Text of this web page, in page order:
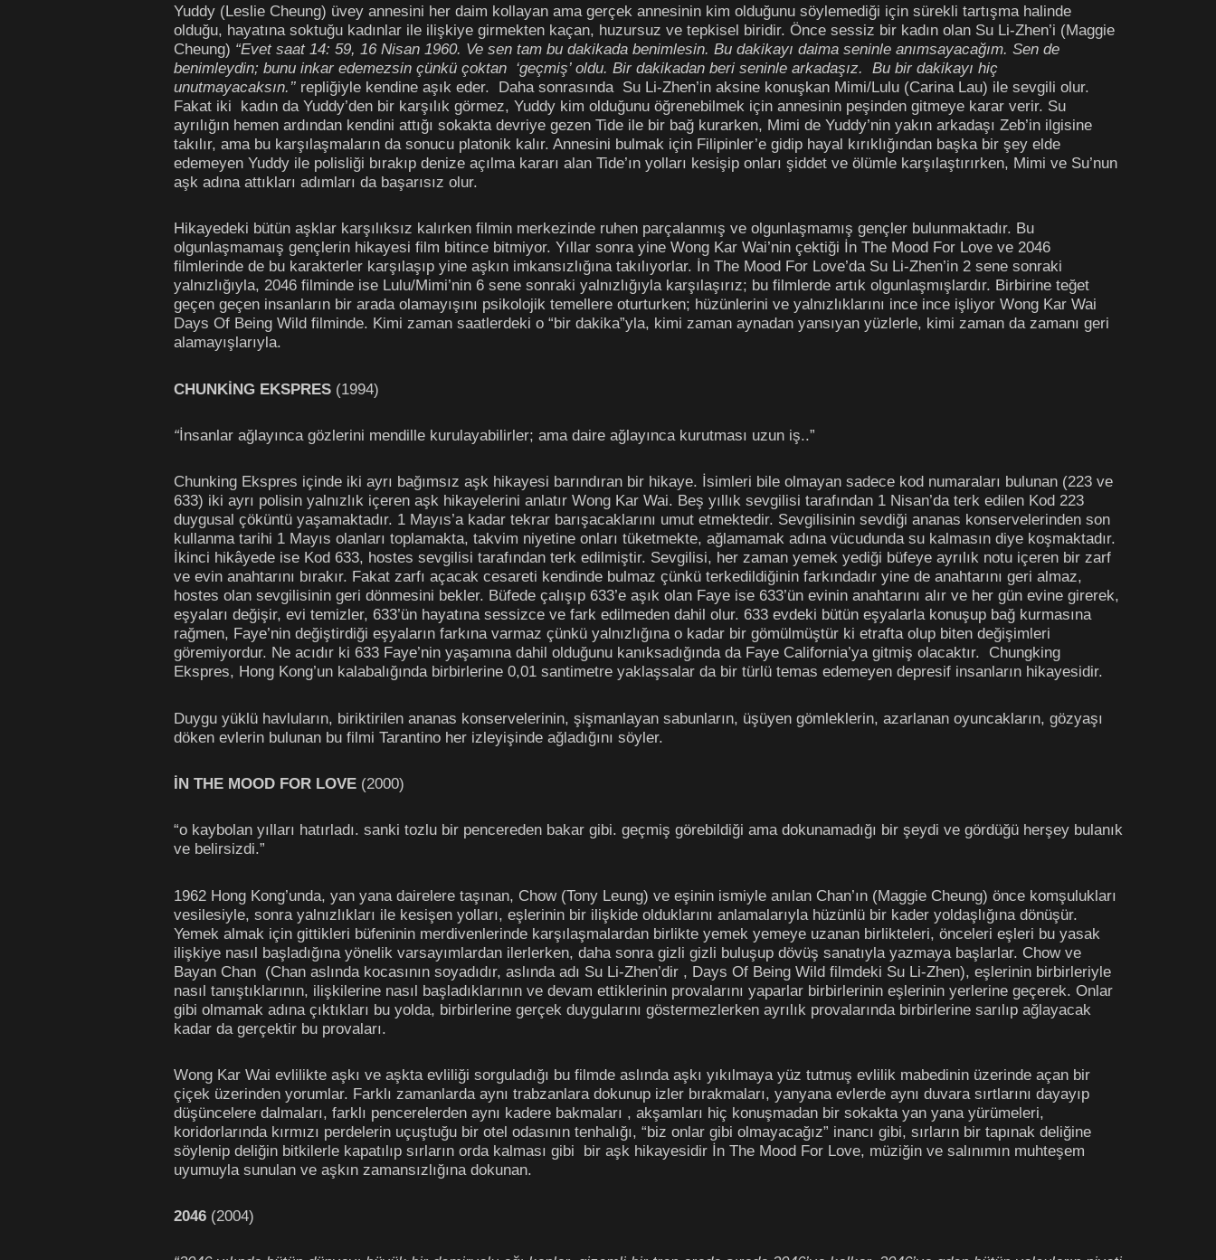
Yuddy (Leslie Cheung) üvey annesini her daim kollayan ama gerçek annesinin kim olduğunu söylemediği için sürekli tartışma halinde
olduğu, hayatına soktuğu kadınlar ile ilişkiye girmekten kaçan, huzursuz ve tepkisel biridir. Önce sessiz bir kadın olan Su Li-Zhen’i (Maggie
Cheung) “Evet saat 14: 59, 16 Nisan 1960. Ve sen tam bu dakikada benimlesin. Bu dakikayı daima seninle anımsayacağım. Sen de
benimleydin; bunu inkar edemezsin çünkü çoktan ‘geçmiş’ oldu. Bir dakikadan beri seninle arkadaşız. Bu bir dakikayı hiç
unutmayacaksın.’’ repliğiyle kendine aşık eder. Daha sonrasında Su Li-Zhen’in aksine konuşkan Mimi/Lulu (Carina Lau) ile sevgili olur.
Fakat iki kadın da Yuddy’den bir karşılık görmez, Yuddy kim olduğunu öğrenebilmek için annesinin peşinden gitmeye karar verir. Su
ayrılığın hemen ardından kendini attığı sokakta devriye gezen Tide ile bir bağ kurarken, Mimi de Yuddy’nin yakın arkadaşı Zeb’in ilgisine
takılır, ama bu karşılaşmaların da sonucu platonik kalır. Annesini bulmak için Filipinler’e gidip hayal kırıklığından başka bir şey elde
edemeyen Yuddy ile polisliği bırakıp denize açılma kararı alan Tide’ın yolları kesişip onları şiddet ve ölümle karşılaştırırken, Mimi ve Su’nun
aşk adına attıkları adımları da başarısız olur.
Hikayedeki bütün aşklar karşılıksız kalırken filmin merkezinde ruhen parçalanmış ve olgunlaşmamış gençler bulunmaktadır. Bu
olgunlaşmamaış gençlerin hikayesi film bitince bitmiyor. Yıllar sonra yine Wong Kar Wai’nin çektiği İn The Mood For Love ve 2046
filmlerinde de bu karakterler karşılaşıp yine aşkın imkansızlığına takılıyorlar. İn The Mood For Love’da Su Li-Zhen’in 2 sene sonraki
yalnızlığıyla, 2046 filminde ise Lulu/Mimi’nin 6 sene sonraki yalnızlığıyla karşılaşırız; bu filmlerde artık olgunlaşmışlardır. Birbirine teğet
geçen geçen insanların bir arada olamayışını psikolojik temellere oturturken; hüzünlerini ve yalnızlıklarını ince ince işliyor Wong Kar Wai
Days Of Being Wild filminde. Kimi zaman saatlerdeki o “bir dakika”yla, kimi zaman aynadan yansıyan yüzlerle, kimi zaman da zamanı geri
alamayışlarıyla.
CHUNKİNG EKSPRES (1994)
“İnsanlar ağlayınca gözlerini mendille kurulayabilirler; ama daire ağlayınca kurutması uzun iş..”
Chunking Ekspres içinde iki ayrı bağımsız aşk hikayesi barındıran bir hikaye. İsimleri bile olmayan sadece kod numaraları bulunan (223 ve
633) iki ayrı polisin yalnızlık içeren aşk hikayelerini anlatır Wong Kar Wai. Beş yıllık sevgilisi tarafından 1 Nisan’da terk edilen Kod 223
duygusal çöküntü yaşamaktadır. 1 Mayıs’a kadar tekrar barışacaklarını umut etmektedir. Sevgilisinin sevdiği ananas konservelerinden son
kullanma tarihi 1 Mayıs olanları toplamakta, takvim niyetine onları tüketmekte, ağlamamak adına vücudunda su kalmasın diye koşmaktadır.
İkinci hikâyede ise Kod 633, hostes sevgilisi tarafından terk edilmiştir. Sevgilisi, her zaman yemek yediği büfeye ayrılık notu içeren bir zarf
ve evin anahtarını bırakır. Fakat zarfı açacak cesareti kendinde bulmaz çünkü terkedildiğinin farkındadır yine de anahtarını geri almaz,
hostes olan sevgilisinin geri dönmesini bekler. Büfede çalışıp 633’e aşık olan Faye ise 633’ün evinin anahtarını alır ve her gün evine girerek,
eşyaları değişir, evi temizler, 633’ün hayatına sessizce ve fark edilmeden dahil olur. 633 evdeki bütün eşyalarla konuşup bağ kurmasına
rağmen, Faye’nin değiştirdiği eşyaların farkına varmaz çünkü yalnızlığına o kadar bir gömülmüştür ki etrafta olup biten değişimleri
göremiyordur. Ne acıdır ki 633 Faye’nin yaşamına dahil olduğunu kanıksadığında da Faye California’ya gitmiş olacaktır. Chungking
Ekspres, Hong Kong’un kalabalığında birbirlerine 0,01 santimetre yaklaşsalar da bir türlü temas edemeyen depresif insanların hikayesidir.
Duygu yüklü havluların, biriktirilen ananas konservelerinin, şişmanlayan sabunların, üşüyen gömleklerin, azarlanan oyuncakların, gözyaşı
döken evlerin bulunan bu filmi Tarantino her izleyişinde ağladığını söyler.
İN THE MOOD FOR LOVE (2000)
“o kaybolan yılları hatırladı. sanki tozlu bir pencereden bakar gibi. geçmiş görebildiği ama dokunamadığı bir şeydi ve gördüğü herşey bulanık
ve belirsizdi.”
1962 Hong Kong’unda, yan yana dairelere taşınan, Chow (Tony Leung) ve eşinin ismiyle anılan Chan’ın (Maggie Cheung) önce komşulukları
vesilesiyle, sonra yalnızlıkları ile kesişen yolları, eşlerinin bir ilişkide olduklarını anlamalarıyla hüzünlü bir kader yoldaşlığına dönüşür.
Yemek almak için gittikleri büfeninin merdivenlerinde karşılaşmalardan birlikte yemek yemeye uzanan birlikteleri, önceleri eşleri bu yasak
ilişkiye nasıl başladığına yönelik varsayımlardan ilerlerken, daha sonra gizli gizli buluşup dövüş sanatıyla yazmaya başlarlar. Chow ve
Bayan Chan (Chan aslında kocasının soyadıdır, aslında adı Su Li-Zhen’dir , Days Of Being Wild filmdeki Su Li-Zhen), eşlerinin birbirleriyle
nasıl tanıştıklarının, ilişkilerine nasıl başladıklarının ve devam ettiklerinin provalarını yaparlar birbirlerinin eşlerinin yerlerine geçerek. Onlar
gibi olmamak adına çıktıkları bu yolda, birbirlerine gerçek duygularını göstermezlerken ayrılık provalarında birbirlerine sarılıp ağlayacak
kadar da gerçektir bu provaları.
Wong Kar Wai evlilikte aşkı ve aşkta evliliği sorguladığı bu filmde aslında aşkı yıkılmaya yüz tutmuş evlilik mabedinin üzerinde açan bir
çiçek üzerinden yorumlar. Farklı zamanlarda aynı trabzanlara dokunup izler bırakmaları, yanyana evlerde aynı duvara sırtlarını dayayıp
düşüncelere dalmaları, farklı pencerelerden aynı kadere bakmaları , akşamları hiç konuşmadan bir sokakta yan yana yürümeleri,
koridorlarında kırmızı perdelerin uçuştuğu bir otel odasının tenhalığı, “biz onlar gibi olmayacağız” inancı gibi, sırların bir tapınak deliğine
söylenip deliğin bitkilerle kapatılıp sırların orda kalması gibi bir aşk hikayesidir İn The Mood For Love, müziğin ve salınımın muhteşem
uyumuyla sunulan ve aşkın zamansızlığına dokunan.
2046 (2004)